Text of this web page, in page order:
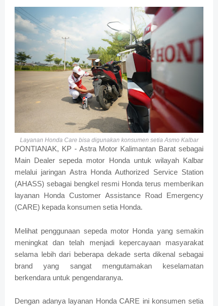
Layanan Honda Care bisa digunakan konsumen setia Asmo Kalbar
PONTIANAK, KP - Astra Motor Kalimantan Barat sebagai
Main Dealer sepeda motor Honda untuk wilayah Kalbar
melalui jaringan Astra Honda Authorized Service Station
(AHASS) sebagai bengkel resmi Honda terus memberikan
layanan Honda Customer Assistance Road Emergency
(CARE) kepada konsumen setia Honda.
Melihat penggunaan sepeda motor Honda yang semakin
meningkat dan telah menjadi kepercayaan masyarakat
selama lebih dari beberapa dekade serta dikenal sebagai
brand yang sangat mengutamakan keselamatan
berkendara untuk pengendaranya.
Dengan adanya layanan Honda CARE ini konsumen setia